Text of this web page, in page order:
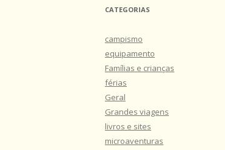
CATEGORIAS
campismo
equipamento
Famílias e crianças
férias
Geral
Grandes viagens
livros e sites
microaventuras